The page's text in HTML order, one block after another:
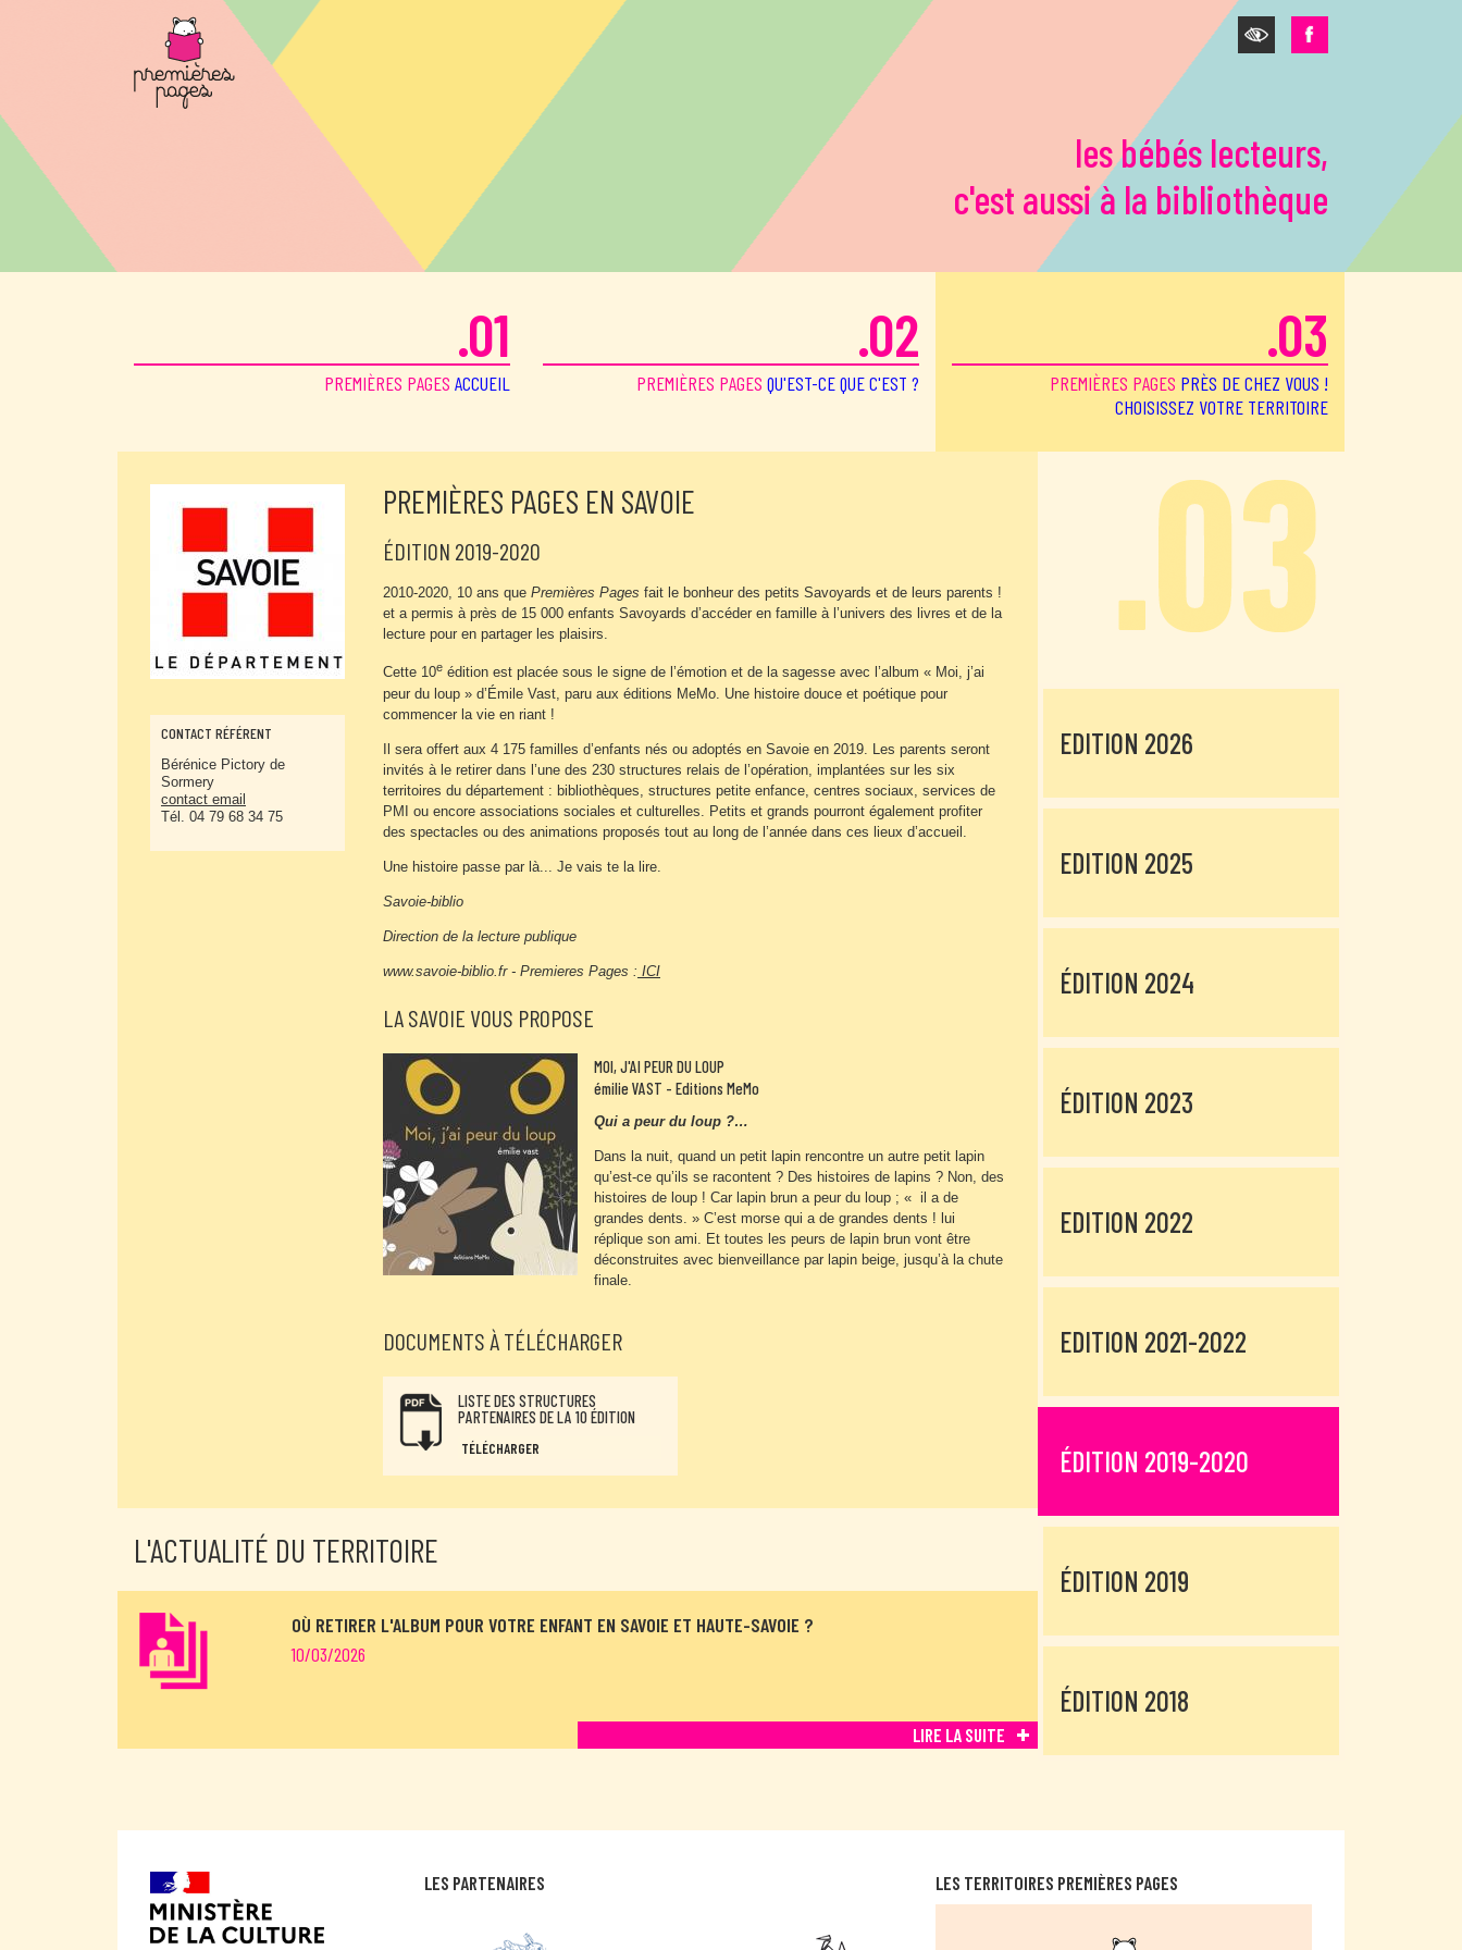
les bébés lecteurs,
c'est aussi à la bibliothèque
.01
PREMIÈRES PAGES ACCUEIL
.02
PREMIÈRES PAGES QU'EST-CE QUE C'EST ?
.03
PREMIÈRES PAGES PRÈS DE CHEZ VOUS !
CHOISISSEZ VOTRE TERRITOIRE
CONTACT RÉFÉRENT
Bérénice Pictory de
Sormery
contact email
Tél. 04 79 68 34 75
PREMIÈRES PAGES EN SAVOIE
ÉDITION 2019-2020
2010-2020, 10 ans que Premières Pages fait le bonheur des petits Savoyards et de leurs parents !
et a permis à près de 15 000 enfants Savoyards d’accéder en famille à l’univers des livres et de la
lecture pour en partager les plaisirs.
Cette 10e édition est placée sous le signe de l’émotion et de la sagesse avec l’album « Moi, j’ai
peur du loup » d’Émile Vast, paru aux éditions MeMo. Une histoire douce et poétique pour
commencer la vie en riant !
Il sera offert aux 4 175 familles d’enfants nés ou adoptés en Savoie en 2019. Les parents seront
invités à le retirer dans l’une des 230 structures relais de l’opération, implantées sur les six
territoires du département : bibliothèques, structures petite enfance, centres sociaux, services de
PMI ou encore associations sociales et culturelles. Petits et grands pourront également profiter
des spectacles ou des animations proposés tout au long de l’année dans ces lieux d’accueil.
Une histoire passe par là... Je vais te la lire.
Savoie-biblio
Direction de la lecture publique
www.savoie-biblio.fr - Premieres Pages : ICI
LA SAVOIE VOUS PROPOSE
MOI, J'AI PEUR DU LOUP
émilie VAST - Editions MeMo
Qui a peur du loup ?…
Dans la nuit, quand un petit lapin rencontre un autre petit lapin
qu’est-ce qu’ils se racontent ? Des histoires de lapins ? Non, des
histoires de loup ! Car lapin brun a peur du loup ; « il a de
grandes dents. » C’est morse qui a de grandes dents ! lui
réplique son ami. Et toutes les peurs de lapin brun vont être
déconstruites avec bienveillance par lapin beige, jusqu’à la chute
finale.
DOCUMENTS À TÉLÉCHARGER
LISTE DES STRUCTURES
PARTENAIRES DE LA 10 ÉDITION
TÉLÉCHARGER
L'ACTUALITÉ DU TERRITOIRE
OÙ RETIRER L'ALBUM POUR VOTRE ENFANT EN SAVOIE ET HAUTE-SAVOIE ?
10/03/2026
LIRE LA SUITE
EDITION 2026
EDITION 2025
ÉDITION 2024
ÉDITION 2023
EDITION 2022
EDITION 2021-2022
ÉDITION 2019-2020
ÉDITION 2019
ÉDITION 2018
LES PARTENAIRES LES TERRITOIRES PREMIÈRES PAGES